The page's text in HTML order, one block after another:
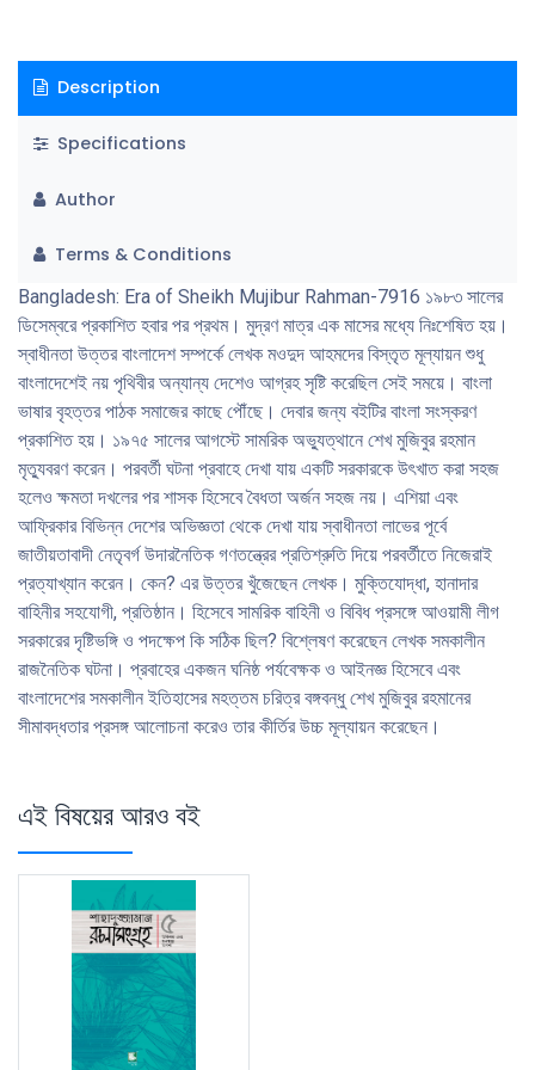
Description
Specifications
Author
Terms & Conditions
Bangladesh: Era of Sheikh Mujibur Rahman-7916 ১৯৮৩ সালের
ডিসেম্বরে প্রকাশিত হবার পর প্রথম। মুদ্রণ মাত্র এক মাসের মধ্যে নিঃশেষিত হয়।
স্বাধীনতা উত্তর বাংলাদেশ সম্পর্কে লেখক মওদুদ আহমদের বিস্তৃত মূল্যায়ন শুধু
বাংলাদেশেই নয় পৃথিবীর অন্যান্য দেশেও আগ্রহ সৃষ্টি করেছিল সেই সময়ে। বাংলা
ভাষার বৃহত্তর পাঠক সমাজের কাছে পৌঁছে। দেবার জন্য বইটির বাংলা সংস্করণ
প্রকাশিত হয়। ১৯৭৫ সালের আগস্টে সামরিক অভ্যুত্থানে শেখ মুজিবুর রহমান
মৃত্যুবরণ করেন। পরবর্তী ঘটনা প্রবাহে দেখা যায় একটি সরকারকে উৎখাত করা সহজ
হলেও ক্ষমতা দখলের পর শাসক হিসেবে বৈধতা অর্জন সহজ নয়। এশিয়া এবং
আফ্রিকার বিভিন্ন দেশের অভিজ্ঞতা থেকে দেখা যায় স্বাধীনতা লাভের পূর্বে
জাতীয়তাবাদী নেতৃবর্গ উদারনৈতিক গণতন্ত্রের প্রতিশ্রুতি দিয়ে পরবর্তীতে নিজেরাই
প্রত্যাখ্যান করেন। কেন? এর উত্তর খুঁজেছেন লেখক। মুক্তিযােদ্ধা, হানাদার
বাহিনীর সহযােগী, প্রতিষ্ঠান। হিসেবে সামরিক বাহিনী ও বিবিধ প্রসঙ্গে আওয়ামী লীগ
সরকারের দৃষ্টিভঙ্গি ও পদক্ষেপ কি সঠিক ছিল? বিশ্লেষণ করেছেন লেখক সমকালীন
রাজনৈতিক ঘটনা। প্রবাহের একজন ঘনিষ্ঠ পর্যবেক্ষক ও আইনজ্ঞ হিসেবে এবং
বাংলাদেশের সমকালীন ইতিহাসের মহত্তম চরিত্র বঙ্গবন্ধু শেখ মুজিবুর রহমানের
সীমাবদ্ধতার প্রসঙ্গ আলােচনা করেও তার কীর্তির উচ্চ মূল্যায়ন করেছেন।
এই বিষয়ের আরও বই